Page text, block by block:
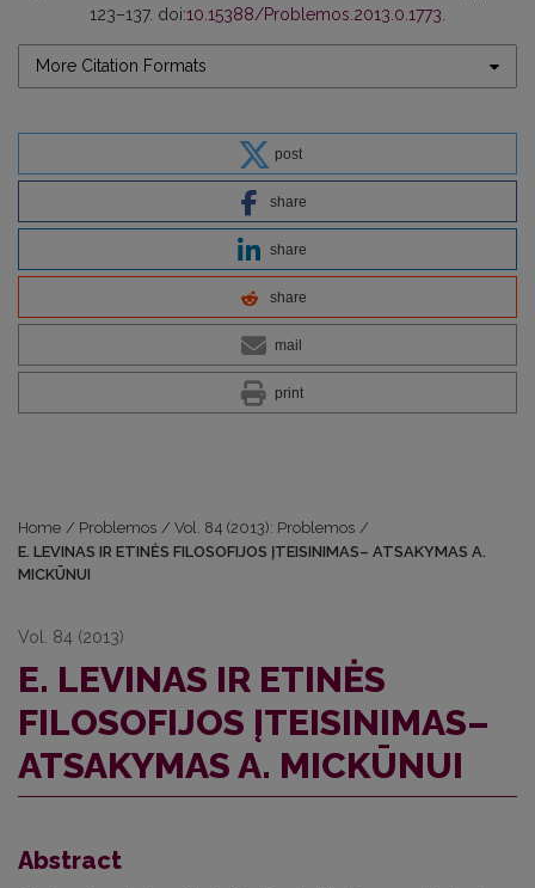
123–137. doi:10.15388/Problemos.2013.0.1773
More Citation Formats
post
share
share
share
mail
print
Home / Problemos / Vol. 84 (2013): Problemos /
E. LEVINAS IR ETINĖS FILOSOFIJOS ĮTEISINIMAS– ATSAKYMAS A.
MICKŪNUI
Vol. 84 (2013)
E. LEVINAS IR ETINĖS
FILOSOFIJOS ĮTEISINIMAS–
ATSAKYMAS A. MICKŪNUI
Abstract